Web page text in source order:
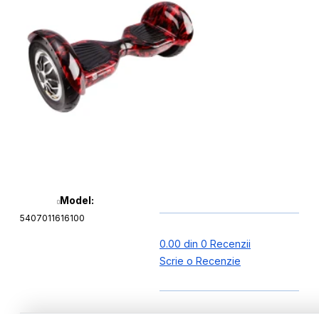
Model:
5407011616100
0.00 din 0 Recenzii
Scrie o Recenzie